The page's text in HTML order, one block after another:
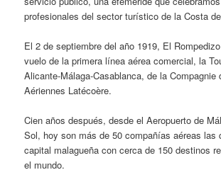
profesionales del sector turístico de la Costa
El 2 de septiembre del año 1919, El
vuelo de la primera línea aérea comercial, la
Alicante-Málaga-Casablanca, de la Compagnie
Aériennes Latécoère.
Cien años después, desde el Aeropuerto de
Sol, hoy son más de 50 compañías aéreas las
capital malagueña con cerca de 150 destinos
el mundo.